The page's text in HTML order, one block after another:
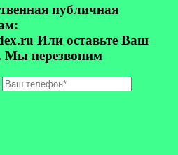
публичная
Или оставьте Ваш
Мы перезвоним